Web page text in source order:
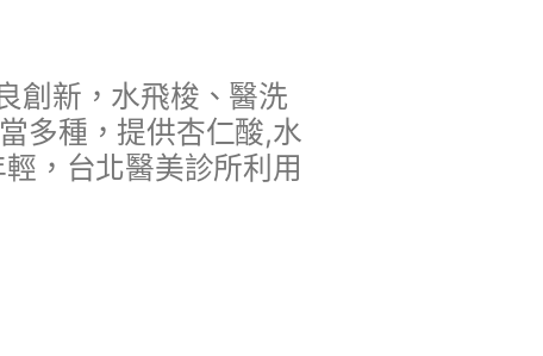
創新，水飛梭、醫洗
多種，提供杏仁酸,水
，台北醫美診所利用